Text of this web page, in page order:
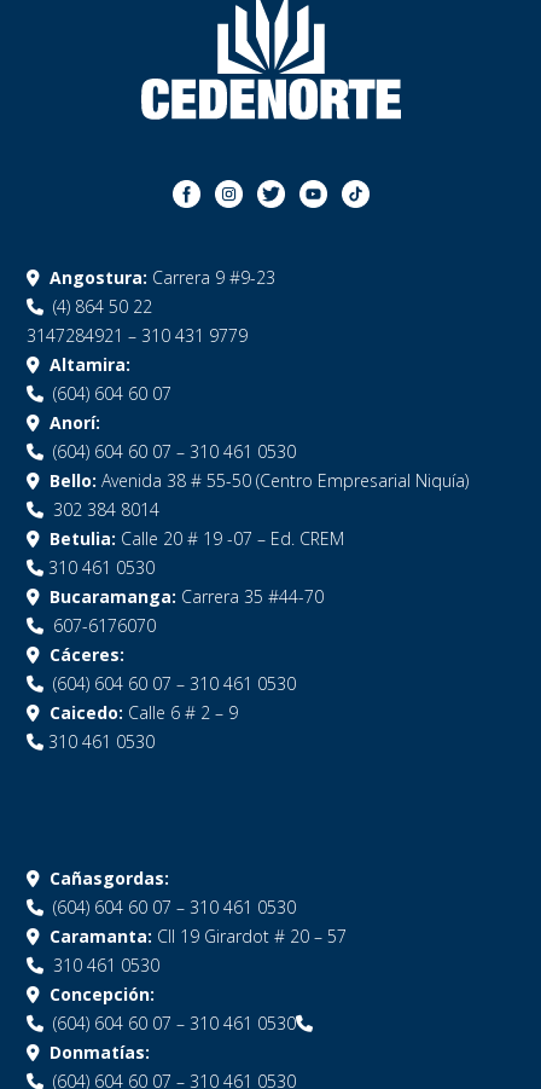
Angostura: Carrera 9 #9-23
(4) 864 50 22
3147284921 – 310 431 9779
Altamira:
(604) 604 60 07
Anorí:
(604) 604 60 07 – 310 461 0530
Bello: Avenida 38 # 55-50 (Centro Empresarial Niquía)
302 384 8014
Betulia: Calle 20 # 19 -07 – Ed. CREM
310 461 0530
Bucaramanga: Carrera 35 #44-70
607-6176070
Cáceres:
(604) 604 60 07 – 310 461 0530
Caicedo: Calle 6 # 2 – 9
310 461 0530
Cañasgordas:
(604) 604 60 07 – 310 461 0530
Caramanta: Cll 19 Girardot # 20 – 57
310 461 0530
Concepción:
(604) 604 60 07 – 310 461 0530
Donmatías:
(604) 604 60 07 – 310 461 0530